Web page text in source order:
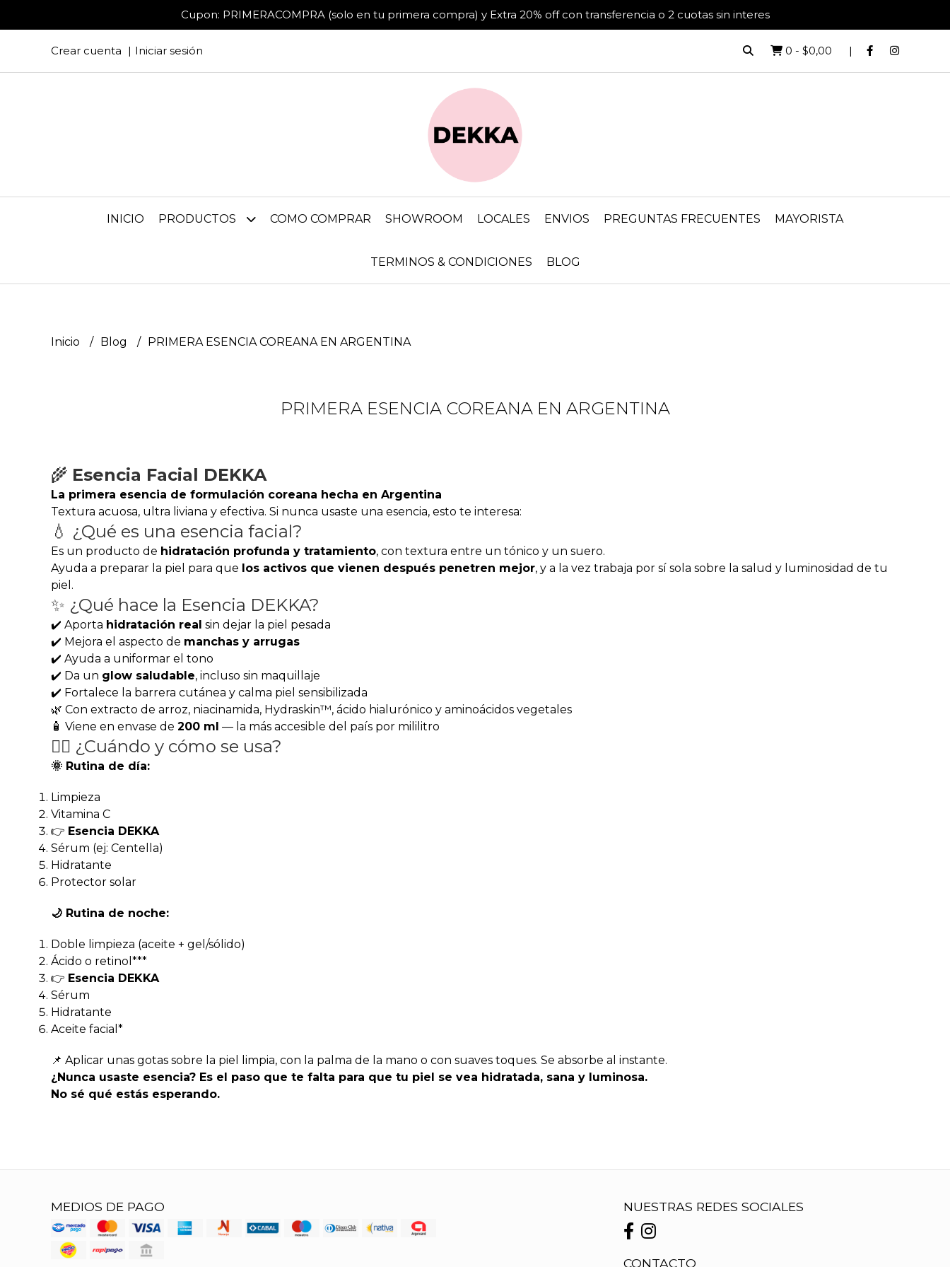
Cupon: PRIMERACOMPRA (solo en tu primera compra) y Extra 20% off con transferencia o 2 cuotas sin interes
Crear cuenta Iniciar sesión 0 - $0,00
INICIO PRODUCTOS COMO COMPRAR SHOWROOM LOCALES ENVIOS PREGUNTAS FRECUENTES MAYORISTA
TERMINOS & CONDICIONES BLOG
Inicio Blog PRIMERA ESENCIA COREANA EN ARGENTINA
PRIMERA ESENCIA COREANA EN ARGENTINA
🌾 Esencia Facial DEKKA
La primera esencia de formulación coreana hecha en Argentina
Textura acuosa, ultra liviana y efectiva. Si nunca usaste una esencia, esto te interesa:
💧 ¿Qué es una esencia facial?
Es un producto de hidratación profunda y tratamiento, con textura entre un tónico y un suero.
Ayuda a preparar la piel para que los activos que vienen después penetren mejor, y a la vez trabaja por sí sola sobre la salud y luminosidad de tu
piel.
✨ ¿Qué hace la Esencia DEKKA?
✔️ Aporta hidratación real sin dejar la piel pesada
✔️ Mejora el aspecto de manchas y arrugas
✔️ Ayuda a uniformar el tono
✔️ Da un glow saludable, incluso sin maquillaje
✔️ Fortalece la barrera cutánea y calma piel sensibilizada
🌿 Con extracto de arroz, niacinamida, Hydraskin™, ácido hialurónico y aminoácidos vegetales
🧴 Viene en envase de 200 ml — la más accesible del país por mililitro
🧖‍♀️ ¿Cuándo y cómo se usa?
🌞 Rutina de día:
Limpieza
Vitamina C
👉 Esencia DEKKA
Sérum (ej: Centella)
Hidratante
Protector solar
🌙 Rutina de noche:
Doble limpieza (aceite + gel/sólido)
Ácido o retinol***
👉 Esencia DEKKA
Sérum
Hidratante
Aceite facial*
📌 Aplicar unas gotas sobre la piel limpia, con la palma de la mano o con suaves toques. Se absorbe al instante.
¿Nunca usaste esencia? Es el paso que te falta para que tu piel se vea hidratada, sana y luminosa.
No sé qué estás esperando.
MEDIOS DE PAGO NUESTRAS REDES SOCIALES
CONTACTO